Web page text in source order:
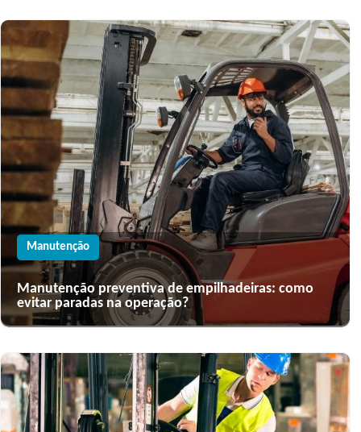
Manutenção
Manutenção preventiva de empilhadeiras: como
evitar paradas na operação?